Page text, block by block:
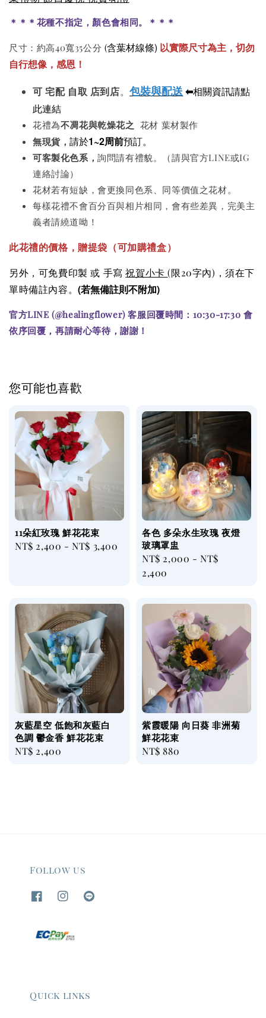
＊＊＊花種不指定，顏色會相同。＊＊＊
尺寸：約高40寬35公分 (含葉材線條) 以實際尺寸為主，切勿
自行想像，感恩！
可宅配 自取 店到店。包裝與配送⬅相關資訊請點
此連結
花禮為不凋花與乾燥花之 花材 葉材製作
無現貨，請於1~2周前預訂。
可客製化色系，詢問請有禮貌。（請與官方LINE或IG
連絡討論）
花材若有短缺，會更換同色系、同等價值之花材。
每樣花禮不會百分百與相片相同，會有些差異，完美主
義者請繞道呦！
此花禮的價格 ，贈提袋（可加購禮盒）
另外，可免費印製 或 手寫祝賀小卡(限20字內) ，須在下
單時備註內容。(若無備註則不附加)
官方LINE (@healingflower) 客服回覆時間：10:30-17:30 會
依序回覆，再請耐心等待，謝謝！
您可能也喜歡
11朵紅玫瑰 鮮花花束
Regular
NT$ 2,400 -NT$ 3,400
各色 多朵永生玫瑰 夜燈
玻璃罩盅
Regular
price
NT$ 2,000 -NT$
2,400
灰藍星空 低飽和灰藍白
色調 鬱金香 鮮花花束
Regular
NT$ 2,400
紫霞暖陽 向日葵 非洲菊
鮮花花束
Regular
NT$ 880
Follow us
Quick links